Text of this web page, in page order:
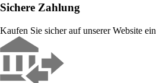
Sichere Zahlung
Kaufen Sie sicher auf unserer Website ein